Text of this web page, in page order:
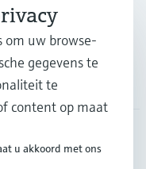
om uw browse-
gegevens te
te
content op maat
u akkoord met ons